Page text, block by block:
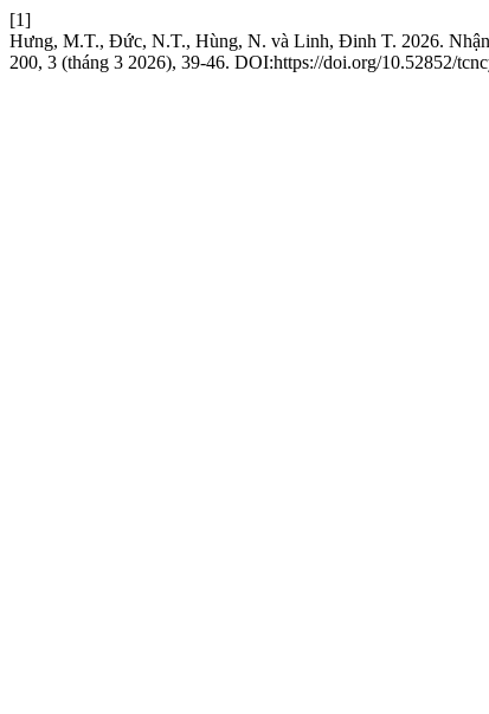
[1]
Hưng, M.T., Đức, N.T., Hùng, N. và Linh, Đinh T. 2026. Nhận
200, 3 (tháng 3 2026), 39-46. DOI:https://doi.org/10.52852/